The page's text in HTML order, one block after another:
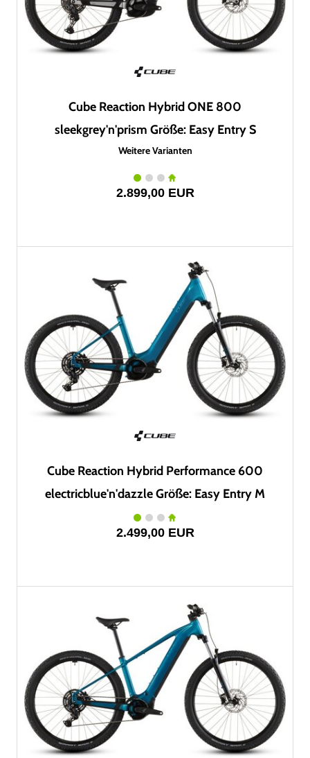
Cube Reaction Hybrid ONE 800
sleekgrey'n'prism Größe: Easy Entry S
Weitere Varianten
2.899,00 EUR
Cube Reaction Hybrid Performance 600
electricblue'n'dazzle Größe: Easy Entry M
2.499,00 EUR